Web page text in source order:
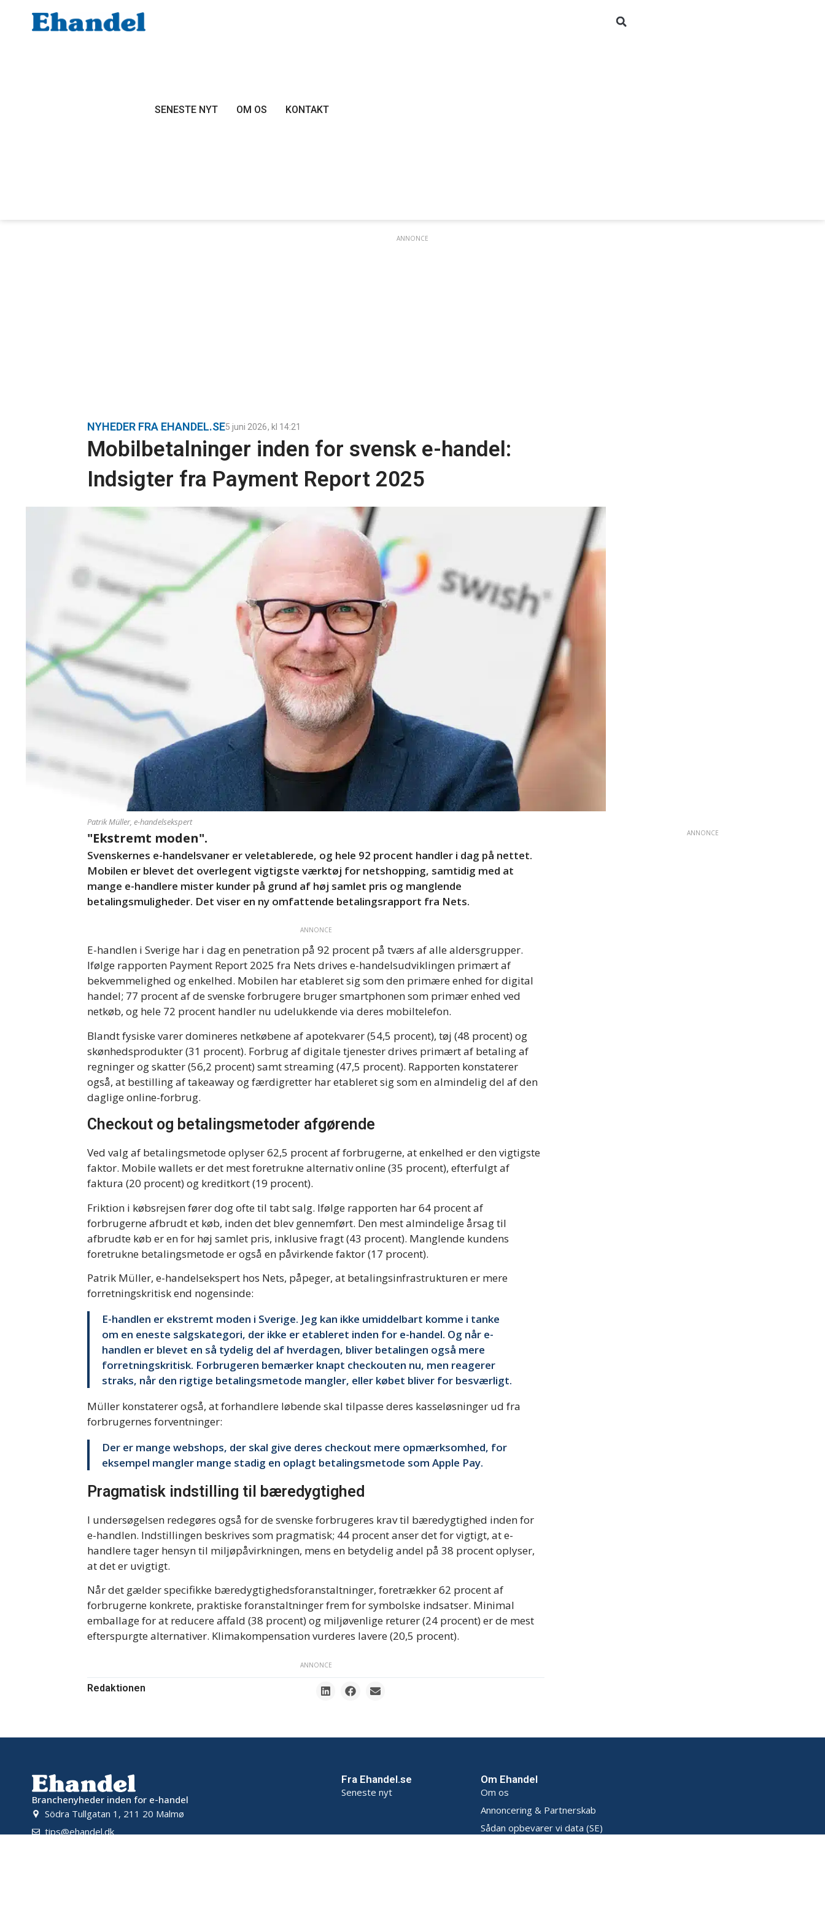
SENESTE NYT OM OS KONTAKT
ANNONCE
NYHEDER FRA EHANDEL.SE5 juni 2026, kl 14:21
Mobilbetalninger inden for svensk e-handel:
Indsigter fra Payment Report 2025
Patrik Müller, e-handelsekspert
"Ekstremt moden".
Svenskernes e-handelsvaner er veletablerede, og hele 92 procent handler i dag på nettet.
Mobilen er blevet det overlegent vigtigste værktøj for netshopping, samtidig med at
mange e-handlere mister kunder på grund af høj samlet pris og manglende
betalingsmuligheder. Det viser en ny omfattende betalingsrapport fra Nets.
ANNONCE
E-handlen i Sverige har i dag en penetration på 92 procent på tværs af alle aldersgrupper.
Ifølge rapporten Payment Report 2025 fra Nets drives e-handelsudviklingen primært af
bekvemmelighed og enkelhed. Mobilen har etableret sig som den primære enhed for digital
handel; 77 procent af de svenske forbrugere bruger smartphonen som primær enhed ved
netkøb, og hele 72 procent handler nu udelukkende via deres mobiltelefon.
Blandt fysiske varer domineres netkøbene af apotekvarer (54,5 procent), tøj (48 procent) og
skønhedsprodukter (31 procent). Forbrug af digitale tjenester drives primært af betaling af
regninger og skatter (56,2 procent) samt streaming (47,5 procent). Rapporten konstaterer
også, at bestilling af takeaway og færdigretter har etableret sig som en almindelig del af den
daglige online-forbrug.
Checkout og betalingsmetoder afgørende
Ved valg af betalingsmetode oplyser 62,5 procent af forbrugerne, at enkelhed er den vigtigste
faktor. Mobile wallets er det mest foretrukne alternativ online (35 procent), efterfulgt af
faktura (20 procent) og kreditkort (19 procent).
Friktion i købsrejsen fører dog ofte til tabt salg. Ifølge rapporten har 64 procent af
forbrugerne afbrudt et køb, inden det blev gennemført. Den mest almindelige årsag til
afbrudte køb er en for høj samlet pris, inklusive fragt (43 procent). Manglende kundens
foretrukne betalingsmetode er også en påvirkende faktor (17 procent).
Patrik Müller, e-handelsekspert hos Nets, påpeger, at betalingsinfrastrukturen er mere
forretningskritisk end nogensinde:
E-handlen er ekstremt moden i Sverige. Jeg kan ikke umiddelbart komme i tanke
om en eneste salgskategori, der ikke er etableret inden for e-handel. Og når e-
handlen er blevet en så tydelig del af hverdagen, bliver betalingen også mere
forretningskritisk. Forbrugeren bemærker knapt checkouten nu, men reagerer
straks, når den rigtige betalingsmetode mangler, eller købet bliver for besværligt.
Müller konstaterer også, at forhandlere løbende skal tilpasse deres kasseløsninger ud fra
forbrugernes forventninger:
Der er mange webshops, der skal give deres checkout mere opmærksomhed, for
eksempel mangler mange stadig en oplagt betalingsmetode som Apple Pay.
Pragmatisk indstilling til bæredygtighed
I undersøgelsen redegøres også for de svenske forbrugeres krav til bæredygtighed inden for
e-handlen. Indstillingen beskrives som pragmatisk; 44 procent anser det for vigtigt, at e-
handlere tager hensyn til miljøpåvirkningen, mens en betydelig andel på 38 procent oplyser,
at det er uvigtigt.
Når det gælder specifikke bæredygtighedsforanstaltninger, foretrækker 62 procent af
forbrugerne konkrete, praktiske foranstaltninger frem for symbolske indsatser. Minimal
emballage for at reducere affald (38 procent) og miljøvenlige returer (24 procent) er de mest
efterspurgte alternativer. Klimakompensation vurderes lavere (20,5 procent).
ANNONCE
Redaktionen
ANNONCE
Branchenyheder inden for e-handel
Södra Tullgatan 1, 211 20 Malmø
tips@ehandel.dk
Fra Ehandel.se
Seneste nyt
Om Ehandel
Om os
Annoncering & Partnerskab
Sådan opbevarer vi data (SE)